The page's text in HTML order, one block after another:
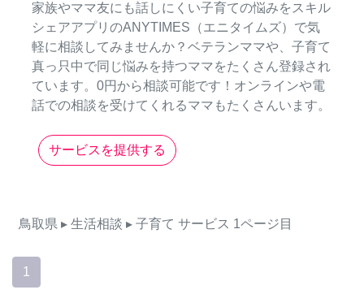
家族やママ友にも話しにくい子育ての悩みをスキル
シェアアプリのANYTIMES（エニタイムズ）で気
軽に相談してみませんか？ベテランママや、子育て
真っ只中で同じ悩みを持つママをたくさん登録され
ています。0円から相談可能です！オンラインや電
話での相談を受けてくれるママもたくさんいます。
サービスを提供する
鳥取県 ▸ 生活相談 ▸ 子育て サービス 1ページ目
1